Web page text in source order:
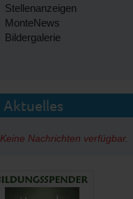
Stellenanzeigen
MonteNews
Bildergalerie
Aktuelles
Keine Nachrichten verfügbar.